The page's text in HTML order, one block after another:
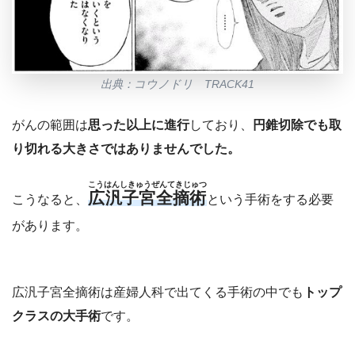
出典：コウノドリ TRACK41
がんの範囲は思った以上に進行しており、
円錐切除でも取
り切れる大きさではありませんでした。
こうなると、 広汎子宮全摘術
こうはんしきゅうぜんてきじゅつ
という手術をする必要
があります。
広汎子宮全摘術は産婦人科で出てくる手術の中でも トップ
クラスの大手術です。